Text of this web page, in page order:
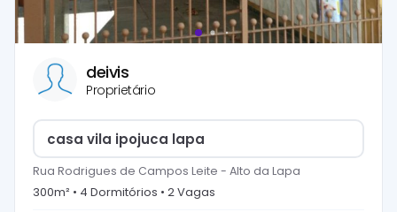
deivis
Proprietário
casa vila ipojuca lapa
Rua Rodrigues de Campos Leite - Alto da Lapa
300m² • 4 Dormitórios • 2Vagas